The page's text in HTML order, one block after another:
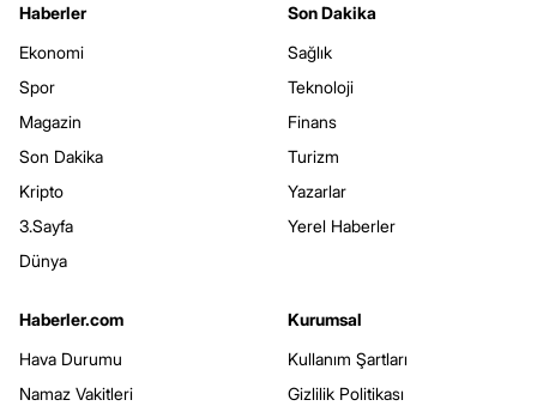
Haberler
Ekonomi
Spor
Magazin
Son Dakika
Kripto
3.Sayfa
Dünya
Son Dakika
Sağlık
Teknoloji
Finans
Turizm
Yazarlar
Yerel Haberler
Haberler.com
Hava Durumu
Namaz Vakitleri
Kurumsal
Kullanım Şartları
Gizlilik Politikası